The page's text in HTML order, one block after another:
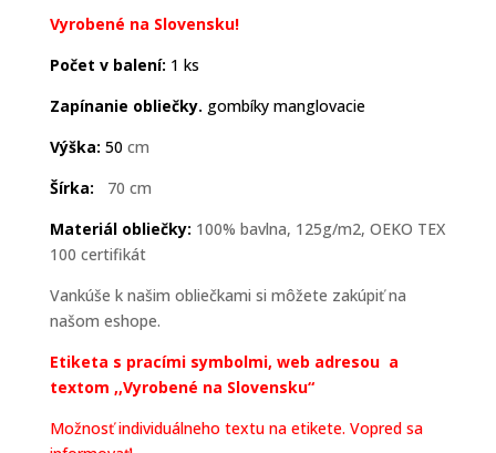
Vyrobené na Slovensku!
Počet v balení: 1 ks
Zapínanie obliečky. gombíky manglovacie
Výška: 50 cm
Šírka:
70 cm
Materiál obliečky: 100% bavlna, 125g/m2, OEKO TEX
100 certifikát
Vankúše k našim obliečkami si môžete zakúpiť na
našom eshope.
Etiketa s pracími symbolmi, web adresou a
textom ,,Vyrobené na Slovensku“
Možnosť individuálneho textu na etikete. Vopred sa